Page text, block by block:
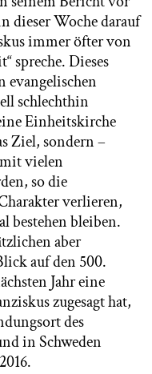
dieser Woche darauf
immer öfter von
spreche. Dieses
schlechthin
Einheitskirche
Ziel, sondern –
vielen
so die
verlieren,
bestehen bleiben.
aber
auf den 500.
Jahr eine
zugesagt hat,
des
in Schweden